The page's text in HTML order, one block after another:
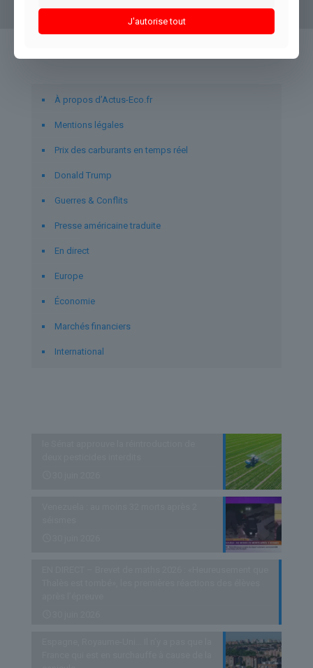
À propos d’Actus-Eco.fr
Mentions légales
Prix des carburants en temps réel
Donald Trump
Guerres & Conflits
Presse américaine traduite
En direct
Europe
Économie
Marchés financiers
International
J'autorise tout